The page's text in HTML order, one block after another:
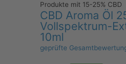
Produkte mit 15-25% CBD
CBD Aroma Öl
Vollspektrum-
10ml
geprüfte